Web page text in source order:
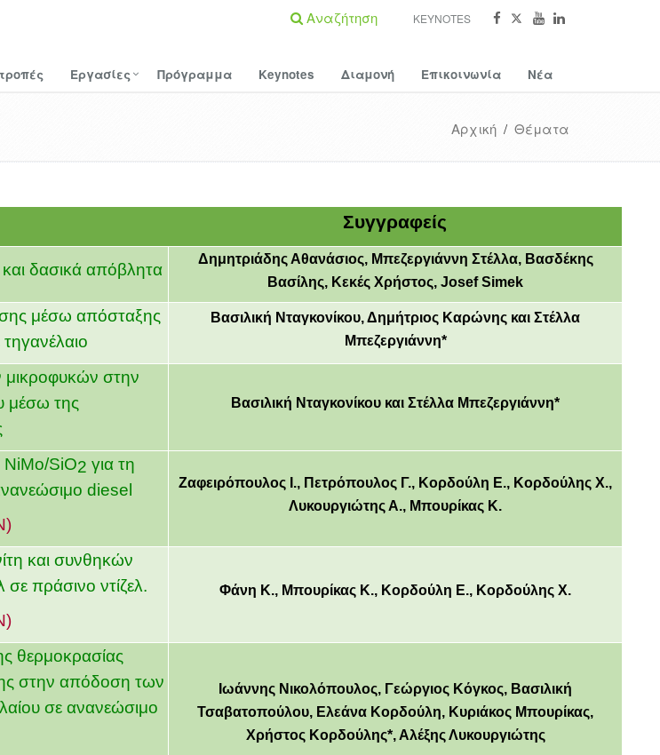
KEYNOTES
Αναζήτηση
Εργασίες Πρόγραμμα Keynotes Διαμονή Επικοινωνία Νέα
Αρχική / Θέματα
Συγγραφείς
δασικά απόβλητα
Δημητριάδης Αθανάσιος, Μπεζεργιάννη Στέλλα, Βασδέκης
Βασίλης, Κεκές Χρήστος, Josef Simek
μέσω απόσταξης
Βασιλική Νταγκονίκου, Δημήτριος Καρώνης και Στέλλα
Μπεζεργιάννη*
μικροφυκών στην
μέσω της
Βασιλική Νταγκονίκου και Στέλλα Μπεζεργιάννη*
NiMo/SiO2 για τη
diesel
Ζαφειρόπουλος Ι., Πετρόπουλος Γ., Κορδούλη Ε., Κορδούλης Χ.,
Λυκουργιώτης Α., Μπουρίκας Κ.
και συνθηκών
σε πράσινο ντίζελ.
Φάνη Κ., Μπουρίκας Κ., Κορδούλη Ε., Κορδούλης Χ.
θερμοκρασίας
στην απόδοση των
σε ανανεώσιμο
Ιωάννης Νικολόπουλος, Γεώργιος Κόγκος, Βασιλική
Τσαβατοπούλου, Ελεάνα Κορδούλη, Κυριάκος Μπουρίκας,
Χρήστος Κορδούλης*, Αλέξης Λυκουργιώτης